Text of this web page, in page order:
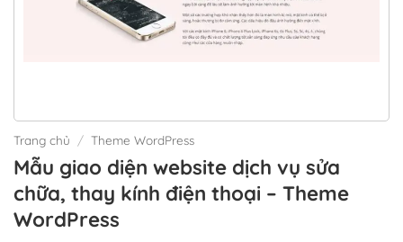
Trang chủ / Theme WordPress
Mẫu giao diện website dịch vụ sửa
chữa, thay kính điện thoại – Theme
WordPress